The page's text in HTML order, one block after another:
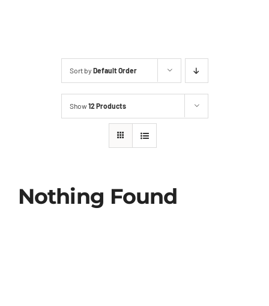
Sort by Default Order
Show12 Products
Nothing Found